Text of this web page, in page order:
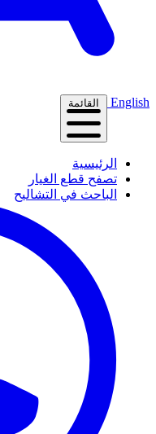
English القائمة
الرئيسية
تصفح قطع الغيار
الباحث في التشاليح